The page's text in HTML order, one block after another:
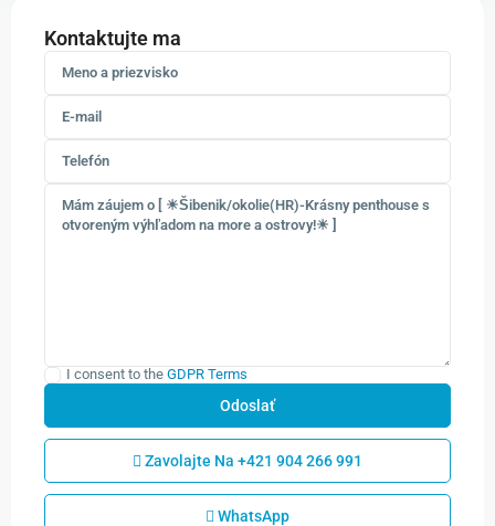
Kontaktujte ma
I consent to the GDPR Terms
Zavolajte Na +421 904 266 991
WhatsApp